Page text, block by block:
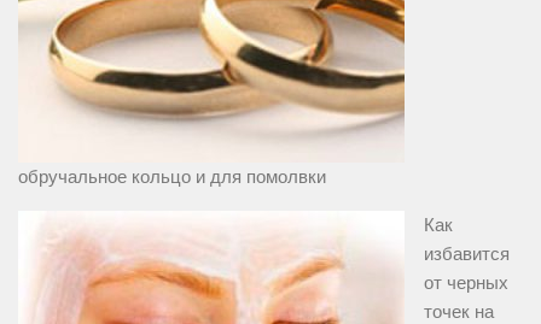
обручальное кольцо и для помолвки
Как
избавится
от черных
точек на